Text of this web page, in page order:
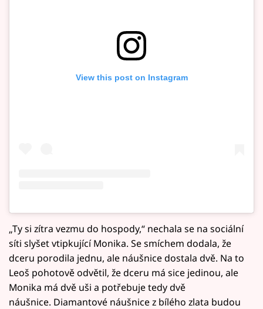
View this post on Instagram
„Ty si zítra vezmu do hospody,“ nechala se na sociální
síti slyšet vtipkující Monika. Se smíchem dodala, že
dceru porodila jednu, ale náušnice dostala dvě. Na to
Leoš pohotově odvětil, že dceru má sice jedinou, ale
Monika má dvě uši a potřebuje tedy dvě
náušnice. Diamantové náušnice z bílého zlata budou